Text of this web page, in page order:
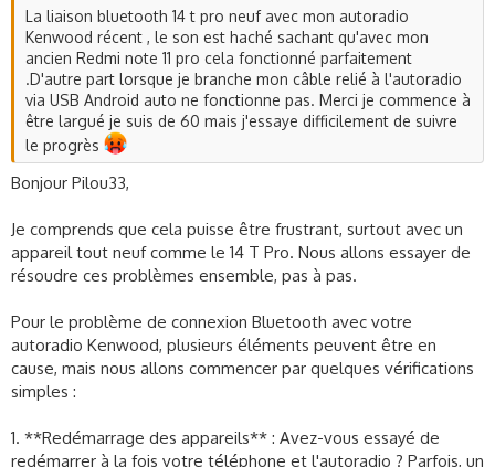
La liaison bluetooth 14 t pro neuf avec mon autoradio
Kenwood récent , le son est haché sachant qu'avec mon
ancien Redmi note 11 pro cela fonctionné parfaitement
.D'autre part lorsque je branche mon câble relié à l'autoradio
via USB Android auto ne fonctionne pas. Merci je commence à
être largué je suis de 60 mais j'essaye difficilement de suivre
le progrès
Bonjour Pilou33,
Je comprends que cela puisse être frustrant, surtout avec un
appareil tout neuf comme le 14 T Pro. Nous allons essayer de
résoudre ces problèmes ensemble, pas à pas.
Pour le problème de connexion Bluetooth avec votre
autoradio Kenwood, plusieurs éléments peuvent être en
cause, mais nous allons commencer par quelques vérifications
simples :
1. **Redémarrage des appareils** : Avez-vous essayé de
redémarrer à la fois votre téléphone et l'autoradio ? Parfois, un